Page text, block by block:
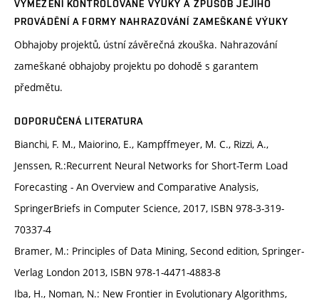
VYMEZENÍ KONTROLOVANÉ VÝUKY A ZPŮSOB JEJÍHO
PROVÁDĚNÍ A FORMY NAHRAZOVÁNÍ ZAMEŠKANÉ VÝUKY
Obhajoby projektů, ústní závěrečná zkouška. Nahrazování
zameškané obhajoby projektu po dohodě s garantem
předmětu.
DOPORUČENÁ LITERATURA
Bianchi, F. M., Maiorino, E., Kampffmeyer, M. C., Rizzi, A.,
Jenssen, R.:Recurrent Neural Networks for Short-Term Load
Forecasting - An Overview and Comparative Analysis,
SpringerBriefs in Computer Science, 2017, ISBN 978-3-319-
70337-4
Bramer, M.: Principles of Data Mining, Second edition, Springer-
Verlag London 2013, ISBN 978-1-4471-4883-8
Iba, H., Noman, N.: New Frontier in Evolutionary Algorithms,